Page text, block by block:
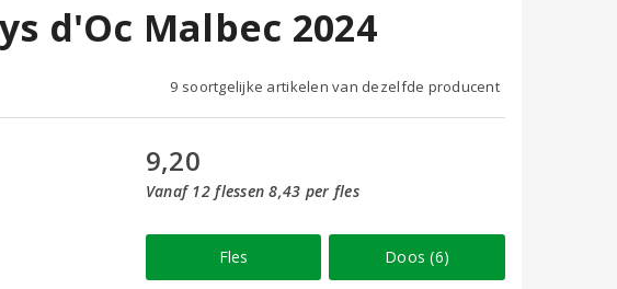
d'Oc Malbec 2024
9 soortgelijke artikelen van dezelfde producent
9,20
Vanaf 12 flessen 8,43 per fles
Fles Doos (6)